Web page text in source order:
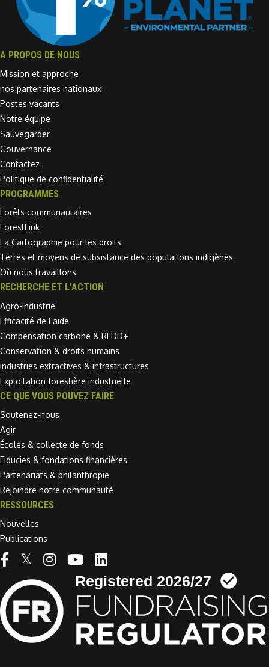
A PROPOS DE NOUS
Mission et approche
nos partenaires nationaux
Postes vacants
Notre équipe
Sauvegarder
Gouvernance
Contactez
Politique de confidentialité
PROGRAMMES
Forêts communautaires
ForestLink
La Cartographie pour les droits
Terres et moyens de subsistance des populations indigènes
Où nous travaillons
RECHERCHE ET L'ACTION
Agro-industrie
Efficacité de l'aide
Compensation carbone & REDD+
Conservation & droits humains
Industries extractives & infrastructures
Exploitation forestière industrielle
CE QUE VOUS POUVEZ FAIRE
Soutenez-nous
Agir
Écoles & collecte de fonds
Fiducies & fondations financières
Partenariats & philanthropie
Rejoindre notre communauté
RESSOURCES
Nouvelles
Publications
Linkedin link